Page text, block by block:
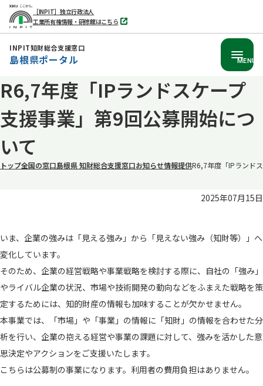
本
文
へ
動
［INPIT］独立行政法人
工業所有権情報・研修館はこちら
別
タ
INPIT知財総合支援窓口
島根県ポータル MENU
R6,7年度「IPランドスケープ
支援事業」第9回公募開始につ
いて
トップ全国の窓口島根県 知財総合支援窓口お知らせ情報提供R6,7年度「IPランド
2025年07月15日
いま、企業の強みは「見える強み」から「見えない強み（知財等）」へ
変化しています。
そのため、企業の経営戦略や事業戦略を検討する際に、自社の「強み」
やライバル企業の状況、市場や技術開発の動向などをふまえた戦略を策
定するためには、知的財産の情報も加味することが欠かせません。
本事業では、「市場」や「事業」の情報に「知財」の情報を合わせた分
析を行い、企業の抱える経営や事業の課題に対して、強みを活かした意
思決定やアクションをご支援いたします。
こちらは公募制の事業になります。利用者の費用負担はありません。